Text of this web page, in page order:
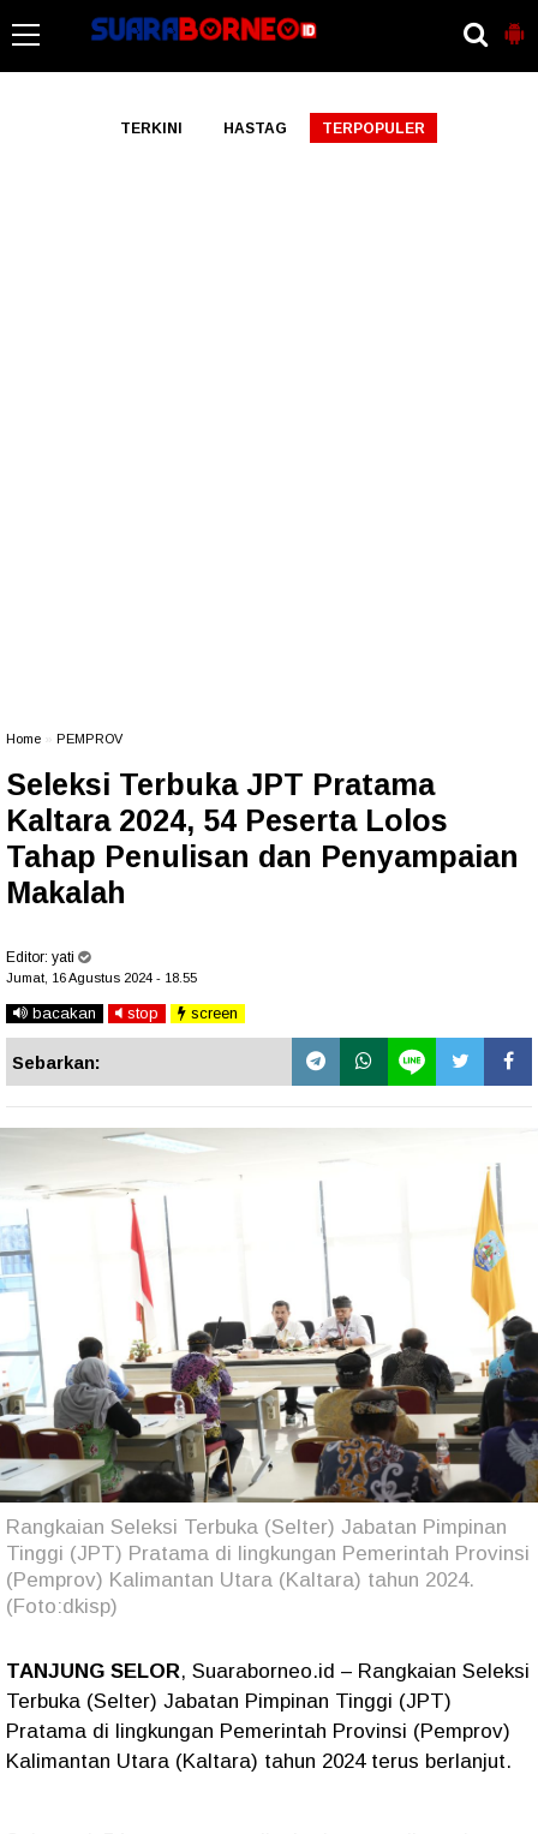
TERKINI HASTAG TERPOPULER
Home PEMPROV
Seleksi Terbuka JPT Pratama
Kaltara 2024, 54 Peserta Lolos
Tahap Penulisan dan Penyampaian
Makalah
Editor: yati
Jumat, 16 Agustus 2024 - 18.55
bacakan stop screen
Sebarkan:
Rangkaian Seleksi Terbuka (Selter) Jabatan Pimpinan
Tinggi (JPT) Pratama di lingkungan Pemerintah Provinsi
(Pemprov) Kalimantan Utara (Kaltara) tahun 2024.
(Foto:dkisp)
TANJUNG SELOR, Suaraborneo.id – Rangkaian Seleksi
Terbuka (Selter) Jabatan Pimpinan Tinggi (JPT)
Pratama di lingkungan Pemerintah Provinsi (Pemprov)
Kalimantan Utara (Kaltara) tahun 2024 terus berlanjut.